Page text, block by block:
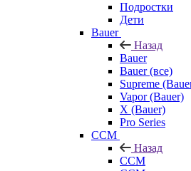
Подростки
Дети
Bauer
Назад
Bauer
Bauer (все)
Supreme
Vapor (Bauer)
X (Bauer)
Pro Series
CCM
Назад
CCM